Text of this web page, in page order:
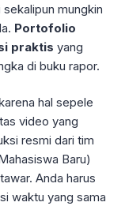
mungkin
Portofolio
praktis yang
di buku rapor.
hal sepele
video yang
resmi dari tim
Baru)
Anda harus
waktu yang sama